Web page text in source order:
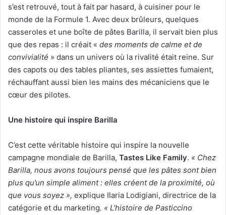
s’est retrouvé, tout à fait par hasard, à cuisiner pour le
monde de la Formule 1. Avec deux brûleurs, quelques
casseroles et une boîte de pâtes Barilla, il servait bien plus
que des repas : il créait « des moments de calme et de
convivialité » dans un univers où la rivalité était reine. Sur
des capots ou des tables pliantes, ses assiettes fumaient,
réchauffant aussi bien les mains des mécaniciens que le
cœur des pilotes.
Une histoire qui inspire Barilla
C’est cette véritable histoire qui inspire la nouvelle
campagne mondiale de Barilla, Tastes Like Family. « Chez
Barilla, nous avons toujours pensé que les pâtes sont bien
plus qu’un simple aliment : elles créent de la proximité, où
que vous soyez », explique Ilaria Lodigiani, directrice de la
catégorie et du marketing. « L’histoire de Pasticcino